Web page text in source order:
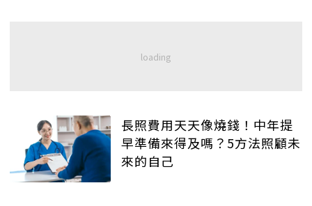
長照費用天天像燒錢！中年提
早準備來得及嗎？5方法照顧未
來的自己